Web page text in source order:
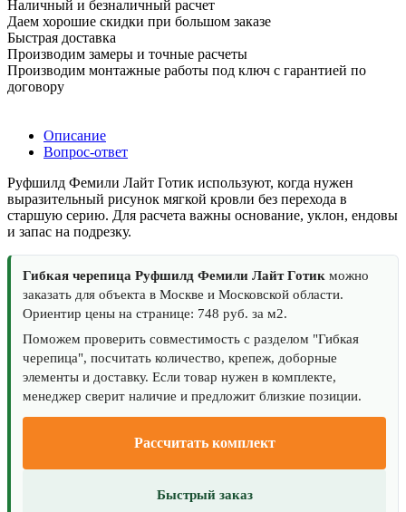
Наличный и безналичный расчет
Даем хорошие скидки при большом заказе
Быстрая доставка
Производим замеры и точные расчеты
Производим монтажные работы под ключ с гарантией по
договору
Описание
Вопрос-ответ
Руфшилд Фемили Лайт Готик используют, когда нужен
выразительный рисунок мягкой кровли без перехода в
старшую серию. Для расчета важны основание, уклон, ендовы
и запас на подрезку.
Гибкая черепица Руфшилд Фемили Лайт Готик можно
заказать для объекта в Москве и Московской области.
Ориентир цены на странице: 748 руб. за м2.
Поможем проверить совместимость с разделом "Гибкая
черепица", посчитать количество, крепеж, доборные
элементы и доставку. Если товар нужен в комплекте,
менеджер сверит наличие и предложит близкие позиции.
Рассчитать комплект
Быстрый заказ